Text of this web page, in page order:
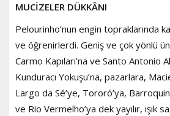
MUCİZELER DÜKKÂNI
Pelourinho’nun engin topraklarında
ve öğrenirlerdi. Geniş ve çok yönlü
Carmo Kapıları’na ve Santo Antonio
Kunduracı Yokuşu’na, pazarlara,
Largo da Sé’ye, Tororó’ya,
ve Rio Vermelho’ya dek yayılır, ışık